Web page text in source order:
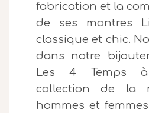
fabrication et la
de ses montres
classique et chic.
dans notre
Les 4 Temps
collection de la
hommes et